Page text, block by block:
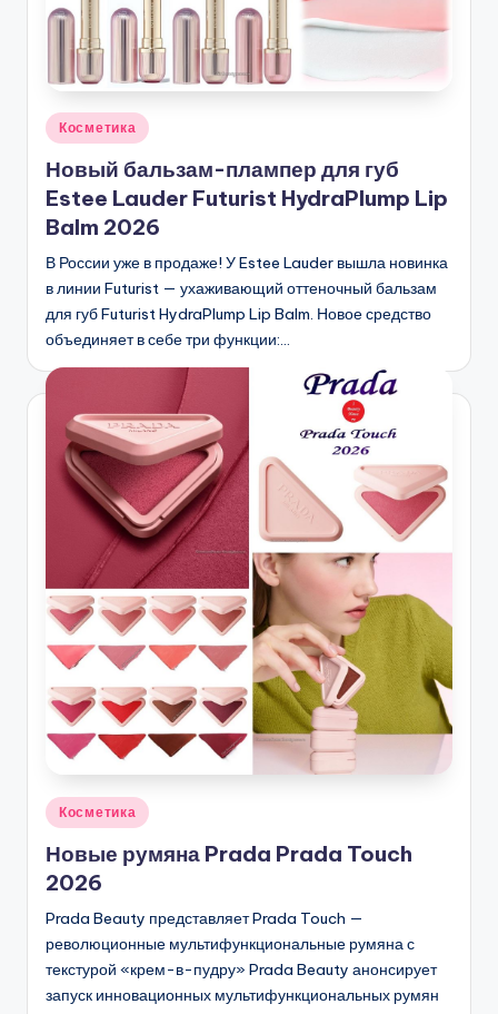
Опубликовано
Косметика
Новый бальзам-плампер для губ
Estee Lauder Futurist HydraPlump Lip
Balm 2026
В России уже в продаже! У Estee Lauder вышла новинка
в линии Futurist — ухаживающий оттеночный бальзам
для губ Futurist HydraPlump Lip Balm. Новое средство
объединяет в себе три функции:…
Опубликовано
Косметика
Новые румяна Prada Prada Touch
2026
Prada Beauty представляет Prada Touch —
революционные мультифункциональные румяна с
текстурой «крем-в-пудру» Prada Beauty анонсирует
запуск инновационных мультифункциональных румян